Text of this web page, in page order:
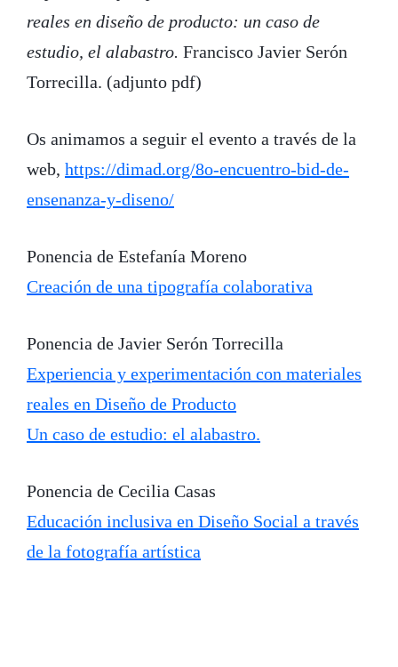
reales en diseño de producto: un caso de
estudio, el alabastro. Francisco Javier Serón
Torrecilla. (adjunto pdf)
Os animamos a seguir el evento a través de la
web, https://dimad.org/8o-encuentro-bid-de-
ensenanza-y-diseno/
Ponencia de Estefanía Moreno
Creación de una tipografía colaborativa
Ponencia de Javier Serón Torrecilla
Experiencia y experimentación con materiales
reales en Diseño de Producto
Un caso de estudio: el alabastro.
Ponencia de Cecilia Casas
Educación inclusiva en Diseño Social a través
de la fotografía artística